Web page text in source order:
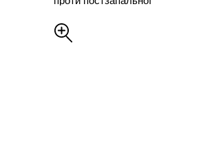
SUN SPOT FADING
TREATMENT